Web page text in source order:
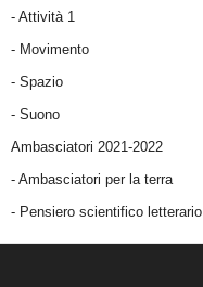
- Attività 1
- Movimento
- Spazio
- Suono
Ambasciatori 2021-2022
- Ambasciatori per la terra
- Pensiero scientifico letterario